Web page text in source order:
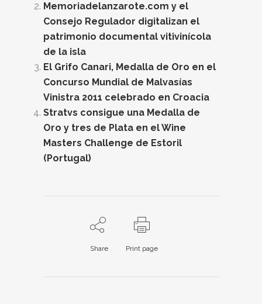
Memoriadelanzarote.com y el
Consejo Regulador digitalizan el
patrimonio documental vitivinícola
de la isla
El Grifo Canari, Medalla de Oro en el
Concurso Mundial de Malvasías
Vinistra 2011 celebrado en Croacia
Stratvs consigue una Medalla de
Oro y tres de Plata en el Wine
Masters Challenge de Estoril
(Portugal)
Share Print page